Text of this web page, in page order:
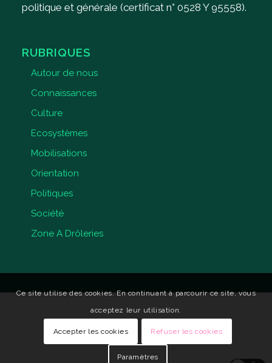
politique et générale (certificat n° 0528 Y 95558).
RUBRIQUES
Autour de nous
Connaissances
Culture
Ecosystèmes
Mobilisations
Orientation
Politiques
Société
Zone A Drôleries
Ce site utilise des cookies. En continuant à parcourir ce site, vous
acceptez leur utilisation.
Accepter les cookies Refuser les cookies
Paramètres